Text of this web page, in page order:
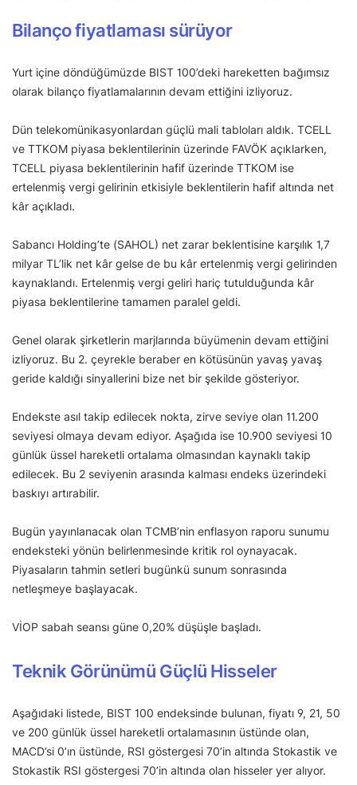
Bilanço fiyatlaması sürüyor
Yurt içine döndüğümüzde BIST 100’deki hareketten bağımsız
olarak bilanço fiyatlamalarının devam ettiğini izliyoruz.
Dün telekomünikasyonlardan güçlü mali tabloları aldık. TCELL
ve TTKOM piyasa beklentilerinin üzerinde FAVÖK açıklarken,
TCELL piyasa beklentilerinin hafif üzerinde TTKOM ise
ertelenmiş vergi gelirinin etkisiyle beklentilerin hafif altında net
kâr açıkladı.
Sabancı Holding’te (SAHOL) net zarar beklentisine karşılık 1,7
milyar TL’lik net kâr gelse de bu kâr ertelenmiş vergi gelirinden
kaynaklandı. Ertelenmiş vergi geliri hariç tutulduğunda kâr
piyasa beklentilerine tamamen paralel geldi.
Genel olarak şirketlerin marjlarında büyümenin devam ettiğini
izliyoruz. Bu 2. çeyrekle beraber en kötüsünün yavaş yavaş
geride kaldığı sinyallerini bize net bir şekilde gösteriyor.
Endekste asıl takip edilecek nokta, zirve seviye olan 11.200
seviyesi olmaya devam ediyor. Aşağıda ise 10.900 seviyesi 10
günlük üssel hareketli ortalama olmasından kaynaklı takip
edilecek. Bu 2 seviyenin arasında kalması endeks üzerindeki
baskıyı artırabilir.
Bugün yayınlanacak olan TCMB’nin enflasyon raporu sunumu
endeksteki yönün belirlenmesinde kritik rol oynayacak.
Piyasaların tahmin setleri bugünkü sunum sonrasında
netleşmeye başlayacak.
VİOP sabah seansı güne 0,20% düşüşle başladı.
Teknik Görünümü Güçlü Hisseler
Aşağıdaki listede, BIST 100 endeksinde bulunan, fiyatı 9, 21, 50
ve 200 günlük üssel hareketli ortalamasının üstünde olan,
MACD’si 0’ın üstünde, RSI göstergesi 70’in altında Stokastik ve
Stokastik RSI göstergesi 70’in altında olan hisseler yer alıyor.